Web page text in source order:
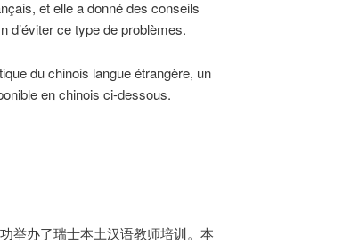
et elle a donné des conseils
d’éviter ce type de problèmes.
du chinois langue étrangère, un
en chinois ci-dessous.
举办了瑞士本土汉语教师培训。本